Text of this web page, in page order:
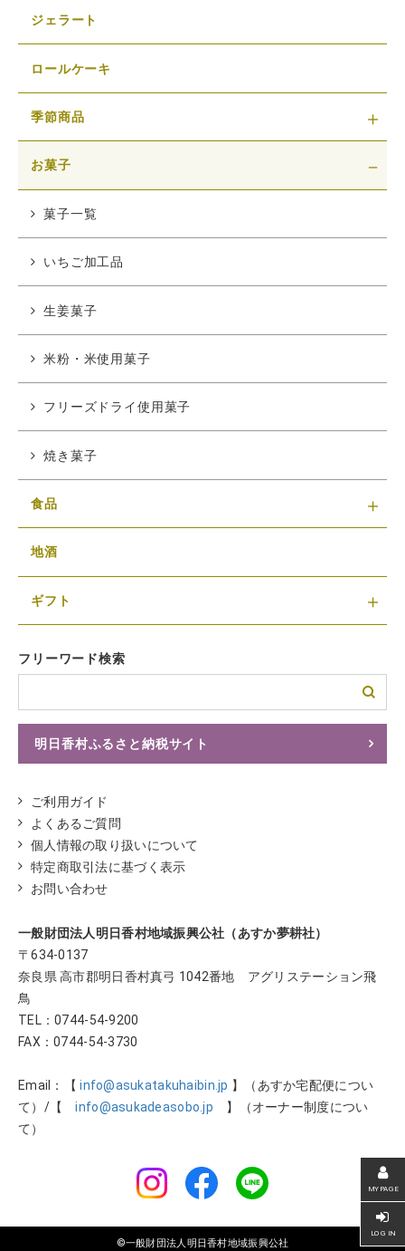
ジェラート
ロールケーキ
季節商品
お菓子
菓子一覧
いちご加工品
生姜菓子
米粉・米使用菓子
フリーズドライ使用菓子
焼き菓子
食品
地酒
ギフト
フリーワード検索
明日香村ふるさと納税サイト
ご利用ガイド
よくあるご質問
個人情報の取り扱いについて
特定商取引法に基づく表示
お問い合わせ
一般財団法人明日香村地域振興公社（あすか夢耕社）
〒634-0137
奈良県 高市郡明日香村真弓 1042番地 アグリステーション飛
鳥
TEL：0744-54-9200
FAX：0744-54-3730
Email：【info@asukatakuhaibin.jp 】（あすか宅配便につい
て）/【info@asukadeasobo.jp 】（オーナー制度につい
て）
©一般財団法人明日香村地域振興公社